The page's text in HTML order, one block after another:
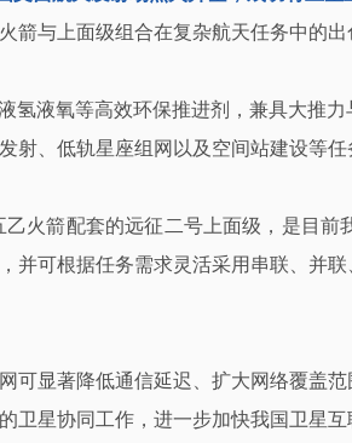
与上面级组合在复杂航天任务中的出
液氧等高效环保推进剂，兼具大推
、低轨星座组网以及空间站建设等任
乙火箭配套的远征二号上面级，是目前
可根据任务需求灵活采用串联、并
显著降低通信延迟、扩大网络覆盖
星协同工作，进一步加快我国卫星